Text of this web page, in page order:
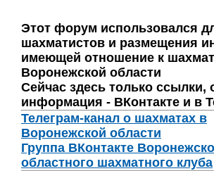
Этот форум использовался
шахматистов и размещения
имеющей отношение к
Воронежской области
Сейчас здесь только ссылки,
информация - ВКонтакте и в
Телеграм-канал о шахматах в
Воронежской области
Группа ВКонтакте
областного шахматного клуба